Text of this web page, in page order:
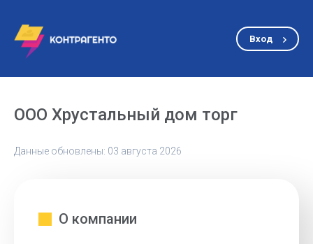
Вход
ООО Хрустальный дом торг
Данные обновлены: 03 августа 2026
О компании